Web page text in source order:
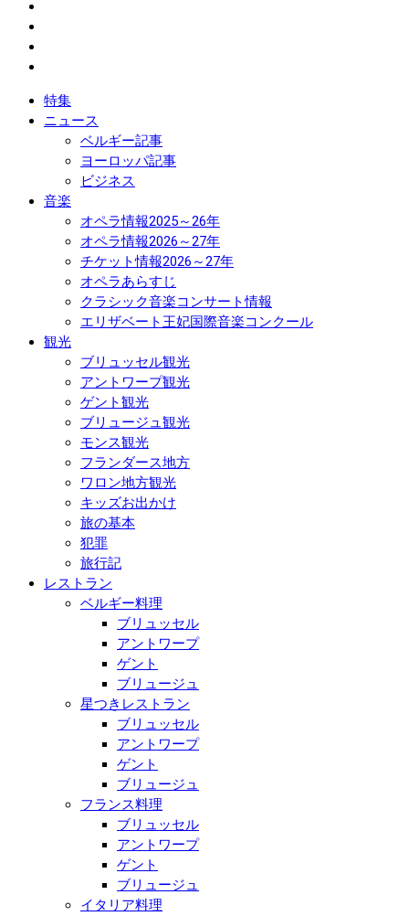
特集
ニュース
ベルギー記事
ヨーロッパ記事
ビジネス
音楽
オペラ情報2025～26年
オペラ情報2026～27年
チケット情報2026～27年
オペラあらすじ
クラシック音楽コンサート情報
エリザベート王妃国際音楽コンクール
観光
ブリュッセル観光
アントワープ観光
ゲント観光
ブリュージュ観光
モンス観光
フランダース地方
ワロン地方観光
キッズお出かけ
旅の基本
犯罪
旅行記
レストラン
ベルギー料理
ブリュッセル
アントワープ
ゲント
ブリュージュ
星つきレストラン
ブリュッセル
アントワープ
ゲント
ブリュージュ
フランス料理
ブリュッセル
アントワープ
ゲント
ブリュージュ
イタリア料理